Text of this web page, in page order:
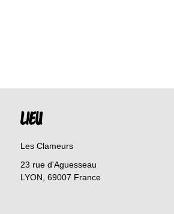
LIEU
Les Clameurs
23 rue d'Aguesseau
LYON 69007 France